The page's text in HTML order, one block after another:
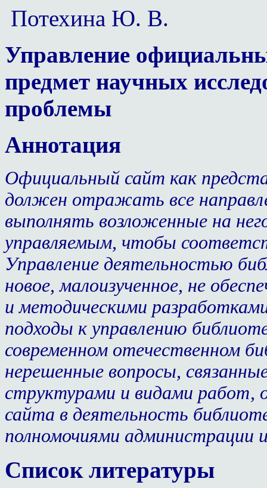
Потехина Ю. В.
Управление
предмет научных
проблемы
Аннотация
Официальный сайт как
должен отражать все
выполнять возложенные на
управляемым, чтобы
Управление деятельностью
новое, малоизученное, не
и методическими
подходы к управлению
современном отечественном
нерешенные вопросы,
структурами и видами работ,
сайта в деятельность
полномочиями администрации
Список литературы